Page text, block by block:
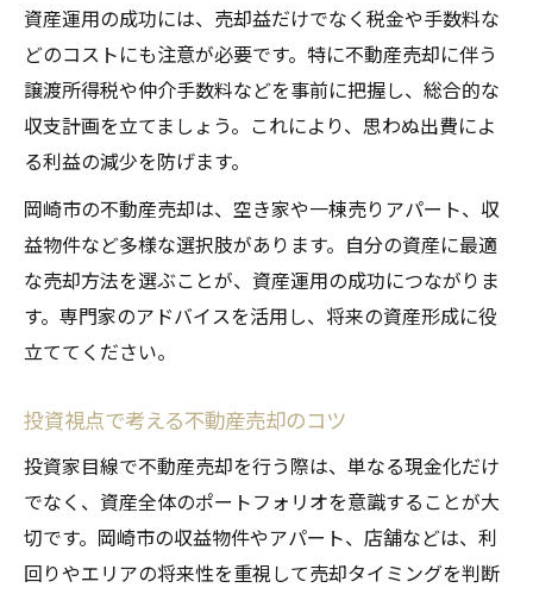
空き家を有効活用する売却のポイント
不動産売却を通じて資金を再投資するメリット
不動産売却で得た資金の賢い再投資法
不動産売却後の資金運用プランを考える
不動産売却と再投資でリスクを抑える考え
方
資金移動で広がる不動産投資の可能性
売却成功のために知るべき市場動向と対策
不動産売却に重要な市場分析とタイミング
売却成功を導く不動産市場の見極め方
不動産売却で失敗しないための対策実践術
市場変動に強い不動産売却戦略の立て方
資産運用の成功には、売却益だけでなく税金や手数料な
どのコストにも注意が必要です。特に不動産売却に伴う
譲渡所得税や仲介手数料などを事前に把握し、総合的な
収支計画を立てましょう。これにより、思わぬ出費によ
る利益の減少を防げます。
岡崎市の不動産売却は、空き家や一棟売りアパート、収
益物件など多様な選択肢があります。自分の資産に最適
な売却方法を選ぶことが、資産運用の成功につながりま
す。専門家のアドバイスを活用し、将来の資産形成に役
立ててください。
投資視点で考える不動産売却のコツ
投資家目線で不動産売却を行う際は、単なる現金化だけ
でなく、資産全体のポートフォリオを意識することが大
切です。岡崎市の収益物件やアパート、店舗などは、利
回りやエリアの将来性を重視して売却タイミングを判断